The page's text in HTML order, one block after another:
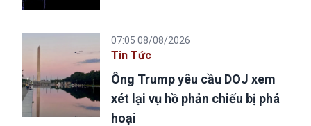
07:05 08/08/2026
Tin Tức
Ông Trump yêu cầu DOJ xem
xét lại vụ hồ phản chiếu bị phá
hoại